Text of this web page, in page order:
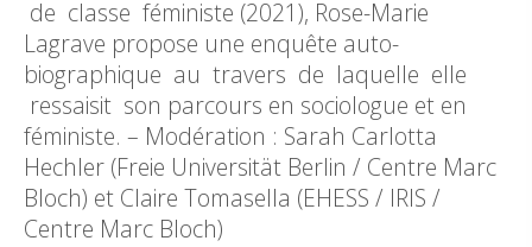
de classe féministe (2021), Rose-Marie
Lagrave propose une enquête auto-
biographique au travers de laquelle elle
ressaisit son parcours en sociologue et en
féministe. – Modération : Sarah Carlotta
Hechler (Freie Universität Berlin / Centre Marc
Bloch) et Claire Tomasella (EHESS / IRIS /
Centre Marc Bloch)